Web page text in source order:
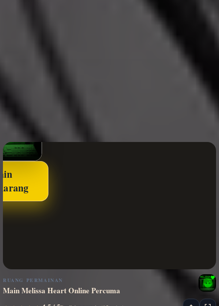
RUANG PERMAINAN
Main Melissa Heart Online Percuma